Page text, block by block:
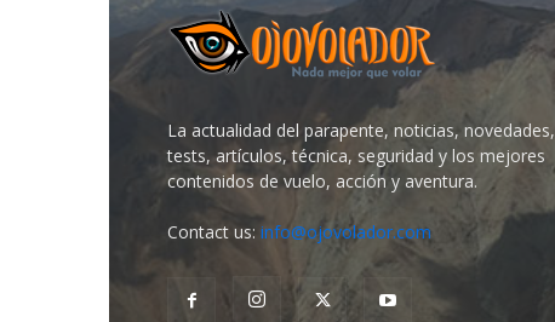
La actualidad del parapente, noticias, novedades,
tests, artículos, técnica, seguridad y los mejores
contenidos de vuelo, acción y aventura.
Contact us: info@ojovolador.com